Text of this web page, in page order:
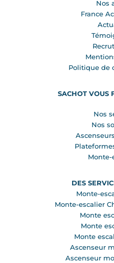
Nos
France
Politique de
SACHOT VOUS
Nos
Nos
Monte-
DES
Monte-
Monte-escalier
Monte
Monte
Monte
Ascenseur
Ascenseur